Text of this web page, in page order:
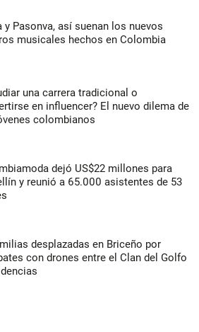
y Pasonva, así suenan los nuevos
musicales hechos en Colombia
una carrera tradicional o
en influencer? El nuevo dilema de
colombianos
dejó US$22 millones para
y reunió a 65.000 asistentes de 53
desplazadas en Briceño por
con drones entre el Clan del Golfo